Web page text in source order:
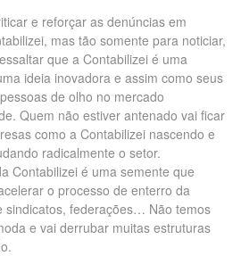
e reforçar as denúncias em
mas tão somente para noticiar,
que a Contabilizei é uma
ideia inovadora e assim como seus
de olho no mercado
Quem não estiver antenado vai ficar
como a Contabilizei nascendo e
radicalmente o setor.
Contabilizei é uma semente que
o processo de enterro da
sindicatos, federações… Não temos
e vai derrubar muitas estruturas